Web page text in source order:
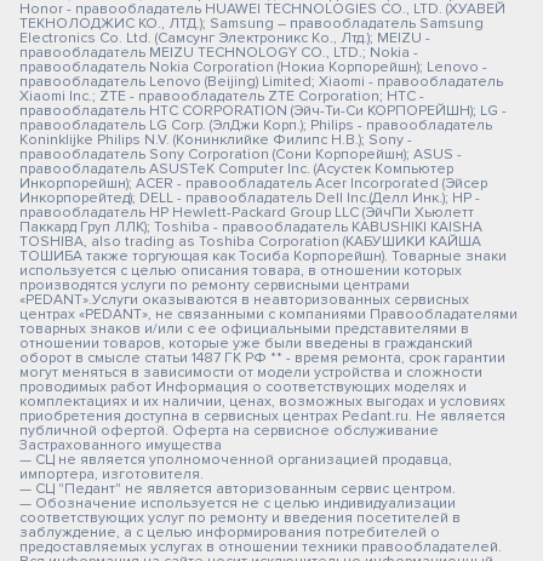
Honor - правообладатель HUAWEI TECHNOLOGIES CO., LTD. (ХУАВЕЙ
ТЕКНОЛОДЖИС КО., ЛТД.); Samsung – правообладатель Samsung
Electronics Co. Ltd. (Самсунг Электроникс Ко., Лтд.); MEIZU -
правообладатель MEIZU TECHNOLOGY CO., LTD.; Nokia -
правообладатель Nokia Corporation (Нокиа Корпорейшн); Lenovo -
правообладатель Lenovo (Beijing) Limited; Xiaomi - правообладатель
Xiaomi Inc.; ZTE - правообладатель ZTE Corporation; HTC -
правообладатель HTC CORPORATION (Эйч-Ти-Си КОРПОРЕЙШН); LG -
правообладатель LG Corp. (ЭлДжи Корп.); Philips - правообладатель
Koninklijke Philips N.V. (Конинклийке Филипс Н.В.); Sony -
правообладатель Sony Corporation (Сони Корпорейшн); ASUS -
правообладатель ASUSTeK Computer Inc. (Асустек Компьютер
Инкорпорейшн); ACER - правообладатель Acer Incorporated (Эйсер
Инкорпорейтед); DELL - правообладатель Dell Inc.(Делл Инк.); HP -
правообладатель HP Hewlett-Packard Group LLC (ЭйчПи Хьюлетт
Паккард Груп ЛЛК); Toshiba - правообладатель KABUSHIKI KAISHA
TOSHIBA, also trading as Toshiba Corporation (КАБУШИКИ КАЙША
ТОШИБА также торгующая как Тосиба Корпорейшн). Товарные знаки
используется с целью описания товара, в отношении которых
производятся услуги по ремонту сервисными центрами
«PEDANT».Услуги оказываются в неавторизованных сервисных
центрах «PEDANT», не связанными с компаниями Правообладателями
товарных знаков и/или с ее официальными представителями в
отношении товаров, которые уже были введены в гражданский
оборот в смысле статьи 1487 ГК РФ ** - время ремонта, срок гарантии
могут меняться в зависимости от модели устройства и сложности
проводимых работ Информация о соответствующих моделях и
комплектациях и их наличии, ценах, возможных выгодах и условиях
приобретения доступна в сервисных центрах Pedant.ru. Не является
публичной офертой. Оферта на сервисное обслуживание
Застрахованного имущества
— СЦ не является уполномоченной организацией продавца,
импортера, изготовителя.
— СЦ "Педант" не является авторизованным сервис центром.
— Обозначение используется не с целью индивидуализации
соответствующих услуг по ремонту и введения посетителей в
заблуждение, а с целью информирования потребителей о
предоставляемых услугах в отношении техники правообладателей.